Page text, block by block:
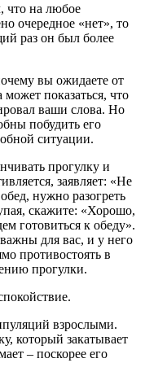
что на любое
очередное «нет», то
раз он был более
вы ожидаете от
показаться, что
ваши слова. Но
побудить его
ситуации.
прогулку и
заявляет: «Не
нужно разогреть
скажите: «Хорошо,
готовиться к обеду».
для вас, и у него
противостоять в
прогулки.
взрослыми.
который закатывает
– поскорее его